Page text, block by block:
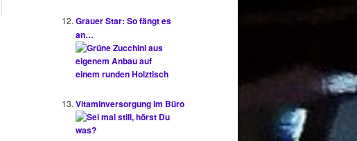
Grauer Star: So fängt es
an…
Vitaminversorgung im Büro